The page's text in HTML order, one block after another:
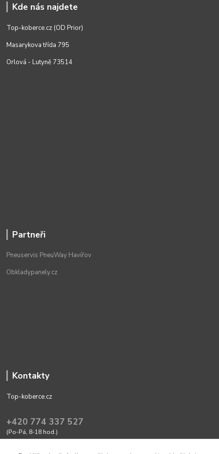
Kde nás najdete
Top-koberce.cz (OD Prior)
Masarykova třída 795
Orlová - Lutyně 73514
Partneři
Pneuservis PneuWay Havířov
Obkladypanely.cz
Kontakty
Top-koberce.cz
+420 774 337 527
(Po-Pá, 8-18 hod.)